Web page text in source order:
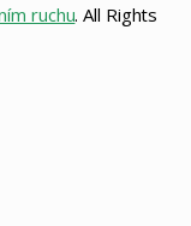
ruchu. All Rights